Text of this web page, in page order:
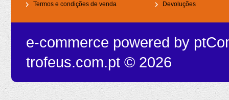
Termos e condições de venda
Devoluções
e-commerce powered by
trofeus.com.pt © 2026